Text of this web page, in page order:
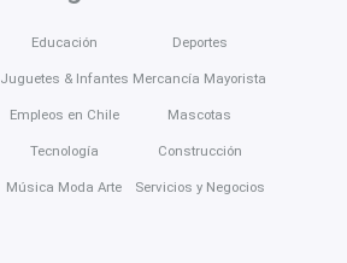
Educación
Juguetes & Infantes
Empleos en Chile
Tecnología
Música Moda Arte
Deportes
Mercancía Mayorista
Mascotas
Construcción
Servicios y Negocios